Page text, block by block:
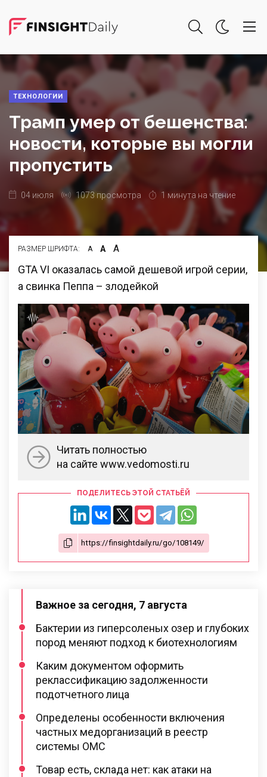
ТЕХНОЛОГИИ
Трамп умер от бешенства:
новости, которые вы могли
пропустить
04 июля 1073 просмотра 1 минута на чтение
РАЗМЕР ШРИФТА: А А А
GTA VI оказалась самой дешевой игрой серии,
а свинка Пеппа – злодейкой
Читать полностью
на сайте www.vedomosti.ru
ПОДЕЛИТЕСЬ ЭТОЙ СТАТЬЁЙ
Важное за сегодня, 7 августа
Бактерии из гиперсоленых озер и глубоких
пород меняют подход к биотехнологиям
Каким документом оформить
реклассификацию задолженности
подотчетного лица
Определены особенности включения
частных медорганизаций в реестр
системы ОМС
Товар есть, склада нет: как атаки на